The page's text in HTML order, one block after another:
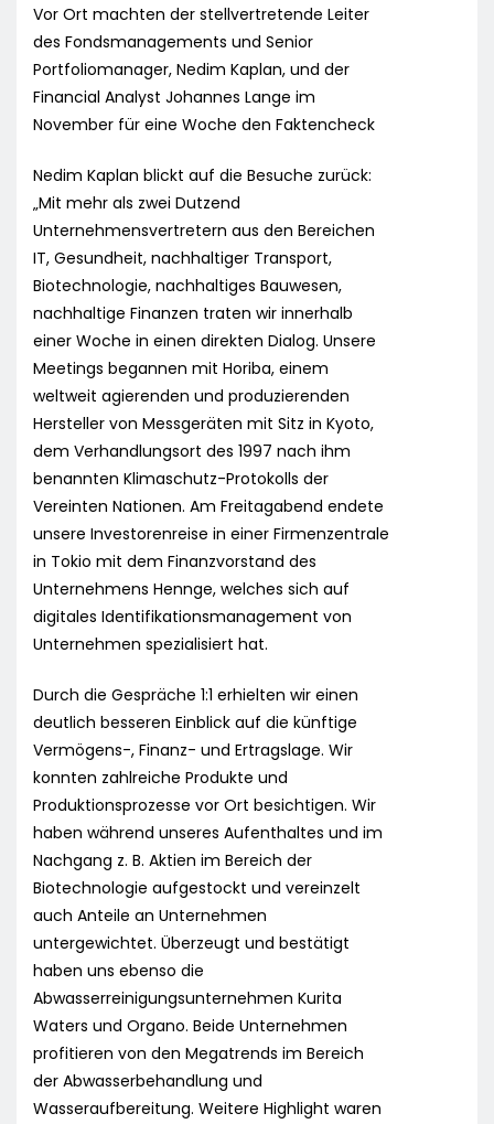
Vor Ort machten der stellvertretende Leiter
des Fondsmanagements und Senior
Portfoliomanager, Nedim Kaplan, und der
Financial Analyst Johannes Lange im
November für eine Woche den Faktencheck
Nedim Kaplan blickt auf die Besuche zurück:
„Mit mehr als zwei Dutzend
Unternehmensvertretern aus den Bereichen
IT, Gesundheit, nachhaltiger Transport,
Biotechnologie, nachhaltiges Bauwesen,
nachhaltige Finanzen traten wir innerhalb
einer Woche in einen direkten Dialog. Unsere
Meetings begannen mit Horiba, einem
weltweit agierenden und produzierenden
Hersteller von Messgeräten mit Sitz in Kyoto,
dem Verhandlungsort des 1997 nach ihm
benannten Klimaschutz-Protokolls der
Vereinten Nationen. Am Freitagabend endete
unsere Investorenreise in einer Firmenzentrale
in Tokio mit dem Finanzvorstand des
Unternehmens Hennge, welches sich auf
digitales Identifikationsmanagement von
Unternehmen spezialisiert hat.
Durch die Gespräche 1:1 erhielten wir einen
deutlich besseren Einblick auf die künftige
Vermögens-, Finanz- und Ertragslage. Wir
konnten zahlreiche Produkte und
Produktionsprozesse vor Ort besichtigen. Wir
haben während unseres Aufenthaltes und im
Nachgang z. B. Aktien im Bereich der
Biotechnologie aufgestockt und vereinzelt
auch Anteile an Unternehmen
untergewichtet. Überzeugt und bestätigt
haben uns ebenso die
Abwasserreinigungsunternehmen Kurita
Waters und Organo. Beide Unternehmen
profitieren von den Megatrends im Bereich
der Abwasserbehandlung und
Wasseraufbereitung. Weitere Highlight waren